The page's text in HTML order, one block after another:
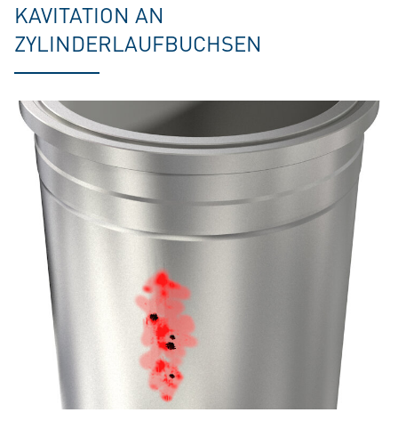
KAVITATION AN
ZYLINDERLAUFBUCHSEN